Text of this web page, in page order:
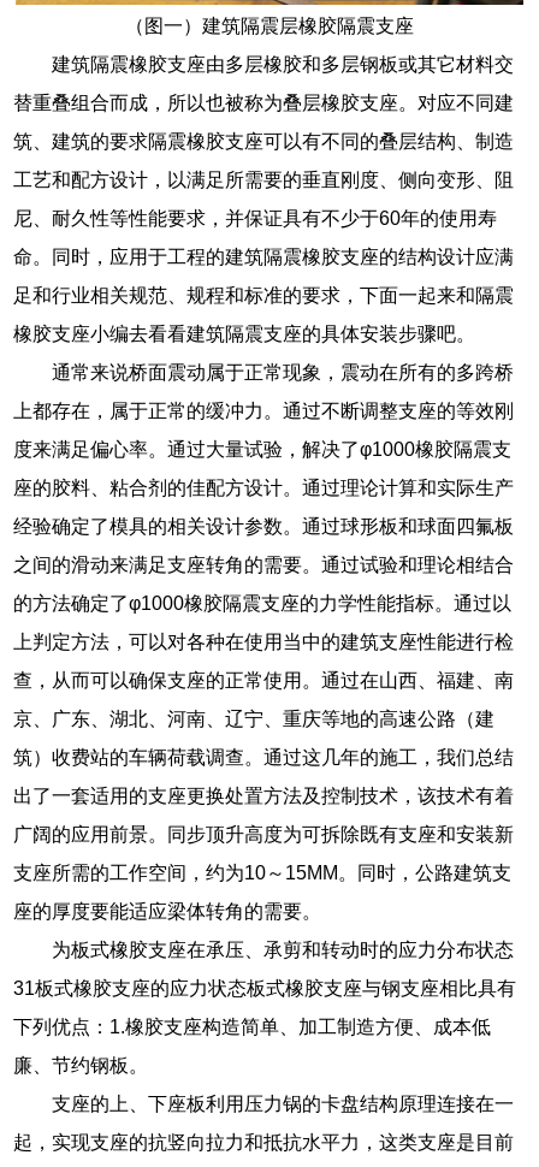
（图一）建筑隔震层橡胶隔震支座
建筑隔震橡胶支座由多层橡胶和多层钢板或其它材料交
替重叠组合而成，所以也被称为叠层橡胶支座。对应不同建
筑、建筑的要求隔震橡胶支座可以有不同的叠层结构、制造
工艺和配方设计，以满足所需要的垂直刚度、侧向变形、阻
尼、耐久性等性能要求，并保证具有不少于60年的使用寿
命。同时，应用于工程的建筑隔震橡胶支座的结构设计应满
足和行业相关规范、规程和标准的要求，下面一起来和隔震
橡胶支座小编去看看建筑隔震支座的具体安装步骤吧。
通常来说桥面震动属于正常现象，震动在所有的多跨桥
上都存在，属于正常的缓冲力。通过不断调整支座的等效刚
度来满足偏心率。通过大量试验，解决了φ1000橡胶隔震支
座的胶料、粘合剂的佳配方设计。通过理论计算和实际生产
经验确定了模具的相关设计参数。通过球形板和球面四氟板
之间的滑动来满足支座转角的需要。通过试验和理论相结合
的方法确定了φ1000橡胶隔震支座的力学性能指标。通过以
上判定方法，可以对各种在使用当中的建筑支座性能进行检
查，从而可以确保支座的正常使用。通过在山西、福建、南
京、广东、湖北、河南、辽宁、重庆等地的高速公路（建
筑）收费站的车辆荷载调查。通过这几年的施工，我们总结
出了一套适用的支座更换处置方法及控制技术，该技术有着
广阔的应用前景。同步顶升高度为可拆除既有支座和安装新
支座所需的工作空间，约为10～15MM。同时，公路建筑支
座的厚度要能适应梁体转角的需要。
为板式橡胶支座在承压、承剪和转动时的应力分布状态
31板式橡胶支座的应力状态板式橡胶支座与钢支座相比具有
下列优点：1.橡胶支座构造简单、加工制造方便、成本低
廉、节约钢板。
支座的上、下座板利用压力锅的卡盘结构原理连接在一
起，实现支座的抗竖向拉力和抵抗水平力，这类支座是目前